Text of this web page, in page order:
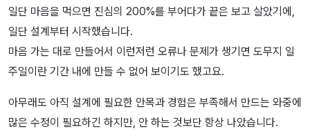
일단 마음을 먹으면 진심의 200%를 부어다가 끝은 보고 살았기에,
일단 설계부터 시작했습니다.
마음 가는 대로 만들어서 이런저런 오류나 문제가 생기면 도무지 일
주일이란 기간 내에 만들 수 없어 보이기도 했고요.
아무래도 아직 설계에 필요한 안목과 경험은 부족해서 만드는 와중에
많은 수정이 필요하긴 하지만, 안 하는 것보단 항상 나았습니다.